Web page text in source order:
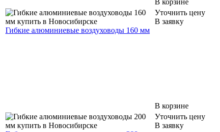
Гибкие алюминиевые воздуховоды 160 мм
Уточнить цену
В заявку
В корзине
Уточнить цену
В заявку